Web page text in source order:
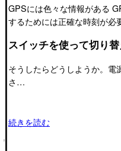
GPSには色々な情報がある
するためには正確な時刻が必
スイッチを使って切り
そうしたらどうしようか。
さ…
続きを読む